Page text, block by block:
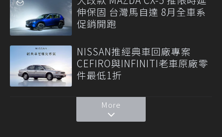
伸保固 台灣馬自達 8月全車系
促銷開跑
NISSAN推經典車回廠專案
CEFIRO與INFINITI老車原廠零
件最低1折
More